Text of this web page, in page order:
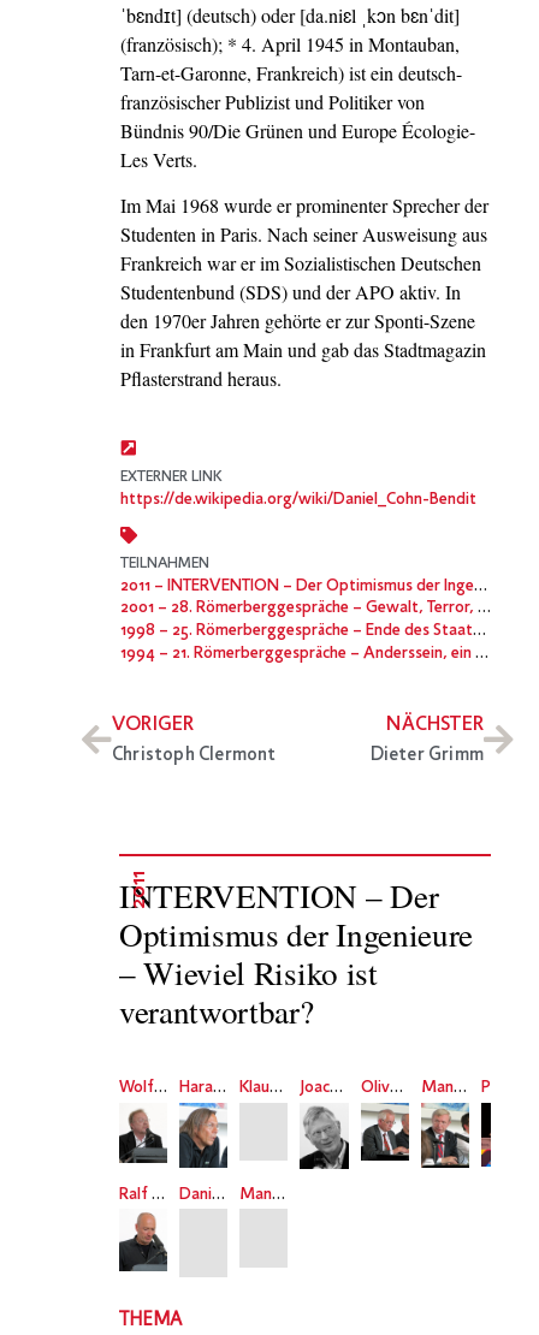
ˈbɛndɪt] (deutsch) oder [da.niɛl ˌkɔn bɛnˈdit]
(französisch); * 4. April 1945 in Montauban,
Tarn-et-Garonne, Frankreich) ist ein deutsch-
französischer Publizist und Politiker von
Bündnis 90/Die Grünen und Europe Écologie-
Les Verts.
Im Mai 1968 wurde er prominenter Sprecher der
Studenten in Paris. Nach seiner Ausweisung aus
Frankreich war er im Sozialistischen Deutschen
Studentenbund (SDS) und der APO aktiv. In
den 1970er Jahren gehörte er zur Sponti-Szene
in Frankfurt am Main und gab das Stadtmagazin
Pflasterstrand heraus.
EXTERNER LINK
https://de.wikipedia.org/wiki/Daniel_Cohn-Bendit
TEILNAHMEN
2011 – INTERVENTION – Der Optimismus der Ingenieure – Wieviel Risiko ist verantwortbar?
2001 – 28. Römerberggespräche – Gewalt, Terror, Krieg? Eine Debatte über den Extremismus der Gefühle
1998 – 25. Römerberggespräche – Ende des Staates – Anfang der Bürgergesellschaft? Die Zukunft der sozialen Demokratie
1994 – 21. Römerberggespräche – Anderssein, ein Menschenrecht. Über die Vereinbarkeit universaler Normen mit kultureller und ethnischer Vielfalt
VORIGER
Christoph Clermont
NÄCHSTER
Dieter Grimm
2011
INTERVENTION – Der
Optimismus der Ingenieure
– Wieviel Risiko ist
verantwortbar?
Wolfgang Bonß Harald Welzer Klaus Vondung Joachim Radkau Oliver Lepsius Manfred J. Hampe
Ralf Bönt Daniel Cohn-Bendit Manfred Hampe
THEMA